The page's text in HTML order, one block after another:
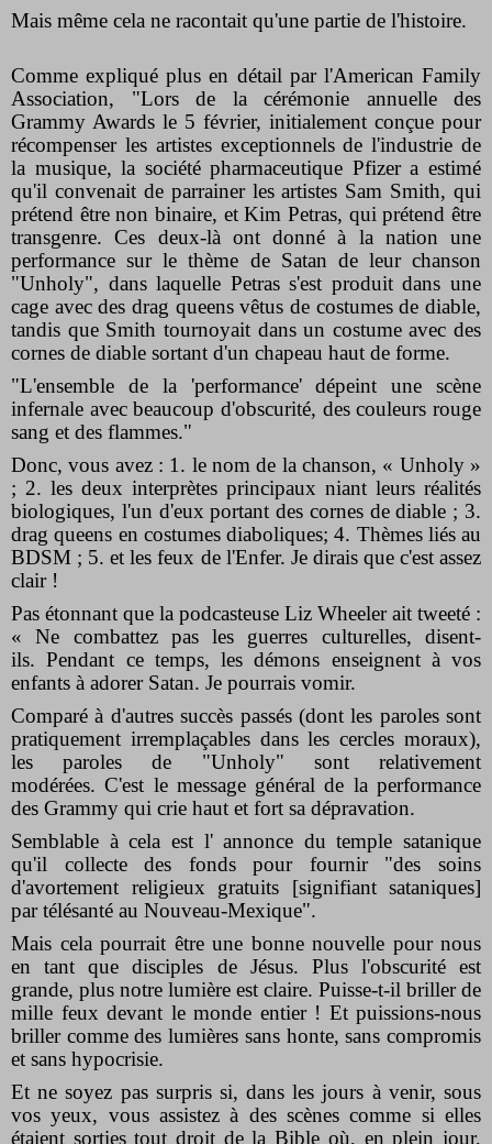
Mais même cela ne racontait qu'une partie de l'histoire.
Comme expliqué plus en détail par l'American Family
Association, "Lors de la cérémonie annuelle des
Grammy Awards le 5 février, initialement conçue pour
récompenser les artistes exceptionnels de l'industrie de
la musique, la société pharmaceutique Pfizer a estimé
qu'il convenait de parrainer les artistes Sam Smith, qui
prétend être non binaire, et Kim Petras, qui prétend être
transgenre. Ces deux-là ont donné à la nation une
performance sur le thème de Satan de leur chanson
"Unholy", dans laquelle Petras s'est produit dans une
cage avec des drag queens vêtus de costumes de diable,
tandis que Smith tournoyait dans un costume avec des
cornes de diable sortant d'un chapeau haut de forme.
"L'ensemble de la 'performance' dépeint une scène
infernale avec beaucoup d'obscurité, des couleurs rouge
sang et des flammes."
Donc, vous avez : 1. le nom de la chanson, « Unholy »
; 2. les deux interprètes principaux niant leurs réalités
biologiques, l'un d'eux portant des cornes de diable ; 3.
drag queens en costumes diaboliques; 4. Thèmes liés au
BDSM ; 5. et les feux de l'Enfer. Je dirais que c'est assez
clair !
Pas étonnant que la podcasteuse Liz Wheeler ait tweeté :
« Ne combattez pas les guerres culturelles, disent-
ils. Pendant ce temps, les démons enseignent à vos
enfants à adorer Satan. Je pourrais vomir.
Comparé à d'autres succès passés (dont les paroles sont
pratiquement irremplaçables dans les cercles moraux),
les paroles de "Unholy" sont relativement
modérées. C'est le message général de la performance
des Grammy qui crie haut et fort sa dépravation.
Semblable à cela est l' annonce du temple satanique
qu'il collecte des fonds pour fournir "des soins
d'avortement religieux gratuits [signifiant sataniques]
par télésanté au Nouveau-Mexique".
Mais cela pourrait être une bonne nouvelle pour nous
en tant que disciples de Jésus. Plus l'obscurité est
grande, plus notre lumière est claire. Puisse-t-il briller de
mille feux devant le monde entier ! Et puissions-nous
briller comme des lumières sans honte, sans compromis
et sans hypocrisie.
Et ne soyez pas surpris si, dans les jours à venir, sous
vos yeux, vous assistez à des scènes comme si elles
étaient sorties tout droit de la Bible où, en plein jour,